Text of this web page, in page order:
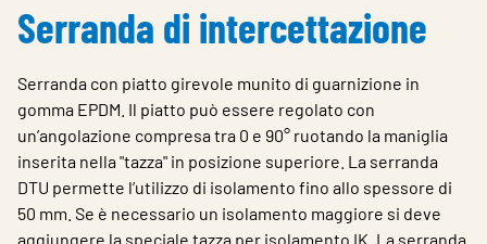
Su Tecnovent
Download
Log in
Scegliere la lingua
Serranda di intercettazione
Serranda con piatto girevole munito di guarnizione in
gomma EPDM. Il piatto può essere regolato con
un’angolazione compresa tra 0 e 90° ruotando la maniglia
inserita nella "tazza" in posizione superiore. La serranda
DTU permette l’utilizzo di isolamento fino allo spessore di
50 mm. Se è necessario un isolamento maggiore si deve
aggiungere la speciale tazza per isolamento IK. La serranda